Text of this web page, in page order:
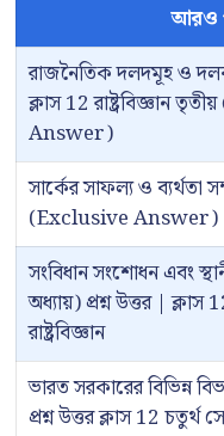
আরও
রাজনৈতিক দলদমূহ ও
ক্লাস 12 রাষ্ট্রবিজ্ঞান
Answer)
সার্কের সাফল্য ও
(Exclusive Answer)
সংবিধান সংশোধন এবং
অধ্যায়) প্রশ্ন উত্তর | ক্লাস
রাষ্ট্রবিজ্ঞান
ভারত সরকারের বিভিন্ন
প্রশ্ন উত্তর ক্লাস 12 চতুর্থ